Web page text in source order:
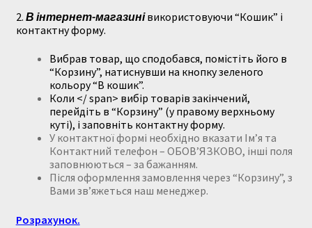
Купити люстру в Україна
Магазин
Політика повернення
Про нас
Розрахунок та доставка
2. В інтернет-магазинівикористовуючи “Кошик” і
контактну форму.
Вибрав товар, що сподобався, помістіть його в
“Корзину”, натиснувши на кнопку зеленого
кольору “В кошик”.
Коли </ span> вибір товарів закінчений,
перейдіть в “Корзину” (у правому верхньому
куті), і заповніть контактну форму.
У контактної формі необхідно вказати Ім’я та
Контактний телефон – ОБОВ’ЯЗКОВО, інші поля
заповнюються – за бажанням.
Після оформлення замовлення через “Корзину”, з
Вами зв’яжеться наш менеджер.
Розрахунок.